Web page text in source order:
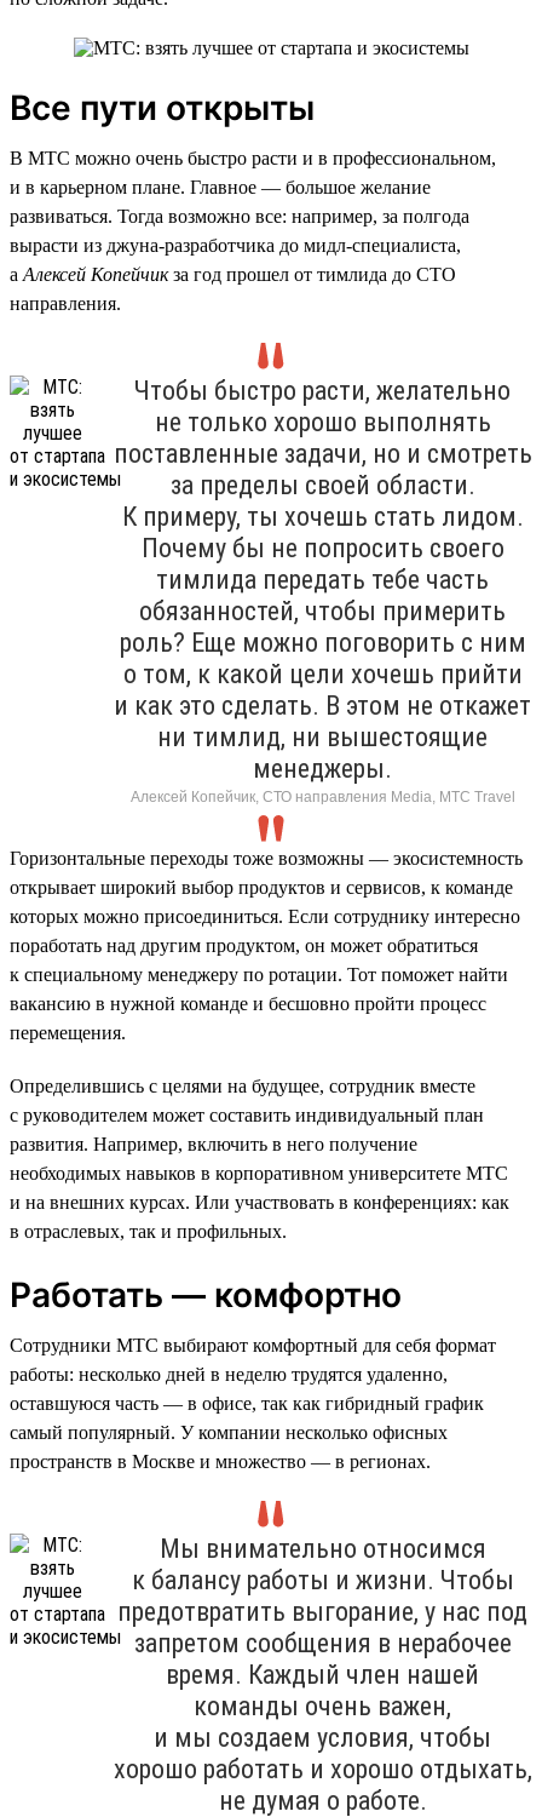
Все пути открыты
В МТС можно очень быстро расти и в профессиональном,
и в карьерном плане. Главное — большое желание
развиваться. Тогда возможно все: например, за полгода
вырасти из джуна-разработчика до мидл-специалиста,
а Алексей Копейчикза год прошел от тимлида до CTO
направления.
Чтобы быстро расти, желательно
не только хорошо выполнять
поставленные задачи, но и смотреть
за пределы своей области.
К примеру, ты хочешь стать лидом.
Почему бы не попросить своего
тимлида передать тебе часть
обязанностей, чтобы примерить
роль? Еще можно поговорить с ним
о том, к какой цели хочешь прийти
и как это сделать. В этом не откажет
ни тимлид, ни вышестоящие
менеджеры.
Алексей Копейчик, СТО направления Media, МТС Travel
Горизонтальные переходы тоже возможны — экосистемность
открывает широкий выбор продуктов и сервисов, к команде
которых можно присоединиться. Если сотруднику интересно
поработать над другим продуктом, он может обратиться
к специальному менеджеру по ротации. Тот поможет найти
вакансию в нужной команде и бесшовно пройти процесс
перемещения.
Определившись с целями на будущее, сотрудник вместе
с руководителем может составить индивидуальный план
развития. Например, включить в него получение
необходимых навыков в корпоративном университете МТС
и на внешних курсах. Или участвовать в конференциях: как
в отраслевых, так и профильных.
Работать — комфортно
Сотрудники МТС выбирают комфортный для себя формат
работы: несколько дней в неделю трудятся удаленно,
оставшуюся часть — в офисе, так как гибридный график
самый популярный. У компании несколько офисных
пространств в Москве и множество — в регионах.
Мы внимательно относимся
к балансу работы и жизни. Чтобы
предотвратить выгорание, у нас под
запретом сообщения в нерабочее
время. Каждый член нашей
команды очень важен,
и мы создаем условия, чтобы
хорошо работать и хорошо отдыхать,
не думая о работе.